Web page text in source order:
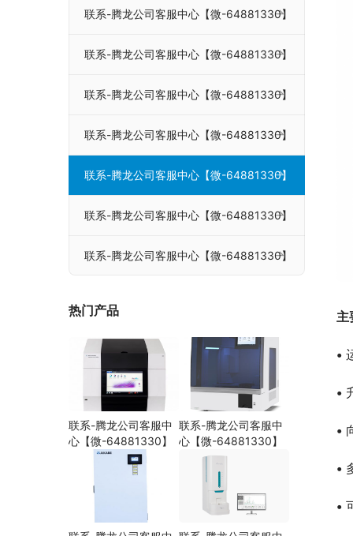
主
•
•
•
•
•
联系-腾龙公司客服中心【微-64881330】
联系-腾龙公司客服中心【微-64881330】
联系-腾龙公司客服中心【微-64881330】
联系-腾龙公司客服中心【微-64881330】
联系-腾龙公司客服中心【微-64881330】
联系-腾龙公司客服中心【微-64881330】
联系-腾龙公司客服中心【微-64881330】
热门产品
联系-腾龙公司客服中
心【微-64881330】
联系-腾龙公司客服中
心【微-64881330】